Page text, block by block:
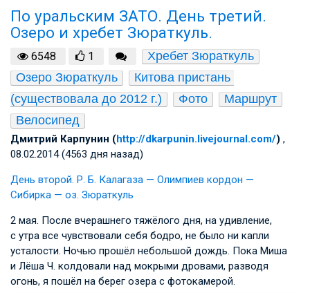
По уральским ЗАТО. День третий.
Озеро и хребет Зюраткуль.
6548 1
Хребет Зюраткуль
Озеро Зюраткуль
Китова пристань
(существовала до 2012 г.)
Фото
Маршрут
Велосипед
Дмитрий Карпунин (http://dkarpunin.livejournal.com/) ,
08.02.2014 (4563 дня назад)
День второй. Р. Б. Калагаза — Олимпиев кордон —
Сибирка — оз. Зюраткуль
2 мая. После вчерашнего тяжёлого дня, на удивление,
с утра все чувствовали себя бодро, не было ни капли
усталости. Ночью прошёл небольшой дождь. Пока Миша
и Лёша Ч. колдовали над мокрыми дровами, разводя
огонь, я пошёл на берег озера с фотокамерой.